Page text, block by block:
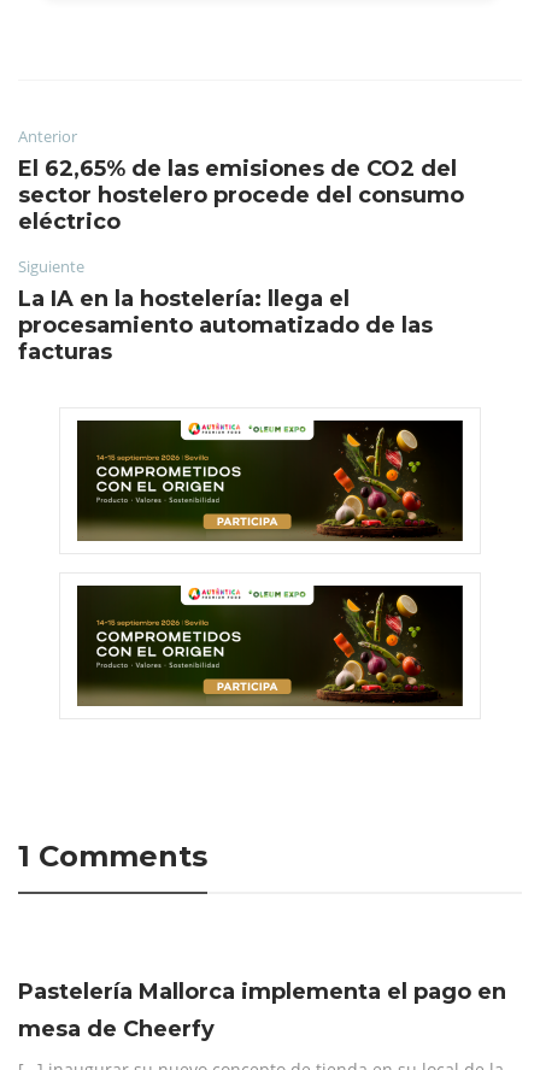
Anterior
El 62,65% de las emisiones de CO2 del
sector hostelero procede del consumo
eléctrico
Siguiente
La IA en la hostelería: llega el
procesamiento automatizado de las
facturas
1 Comments
Pastelería Mallorca implementa el pago en
mesa de Cheerfy